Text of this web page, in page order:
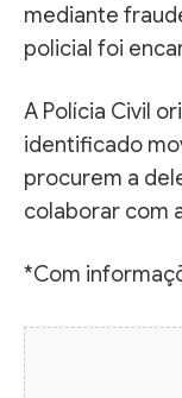
mediante
policial foi
A Polícia Civil
identificado
procurem a
colaborar com
*Com